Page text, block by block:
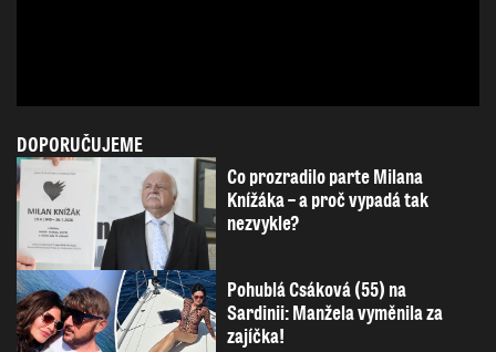
DOPORUČUJEME
Co prozradilo parte Milana
Knížáka – a proč vypadá tak
nezvykle?
Pohublá Csáková (55) na
Sardinii: Manžela vyměnila za
zajíčka!